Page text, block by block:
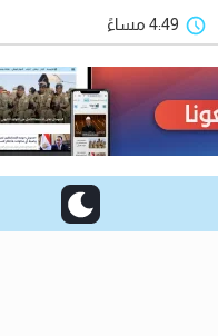
4:49 مساءً